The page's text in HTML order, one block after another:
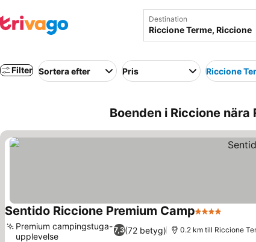
Destination
Filter Sortera efter Pris Riccione
Boenden i Riccione
Sentido Riccione Premium Camp4 Stjärnor
7,3(72 betyg)
Premium campingstuga-
upplevelse
0.2 km till Riccione